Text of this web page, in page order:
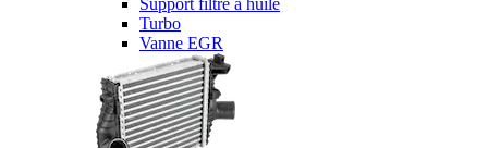
Support filtre à huile
Turbo
Vanne EGR